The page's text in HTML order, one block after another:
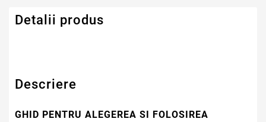
Detalii produs
Descriere
GHID PENTRU ALEGEREA SI FOLOSIREA